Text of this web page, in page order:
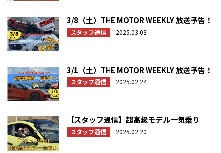
3/8（土）THE MOTOR WEEKLY 放送予告！
スタッフ通信 2025.03.03
3/1（土）THE MOTOR WEEKLY 放送予告！
スタッフ通信 2025.02.24
【スタッフ通信】超高級モデル一気乗り
スタッフ通信 2025.02.20